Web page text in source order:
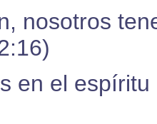
nosotros
en el